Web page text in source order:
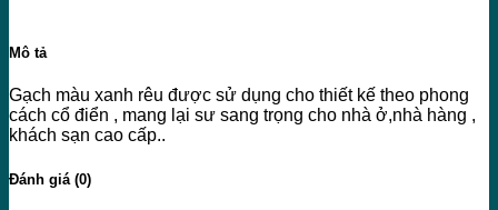
Mô tả
Gạch màu xanh rêu được sử dụng cho thiết kế theo phong
cách cổ điển , mang lại sư sang trọng cho nhà ở,nhà hàng ,
khách sạn cao cấp..
Đánh giá (0)